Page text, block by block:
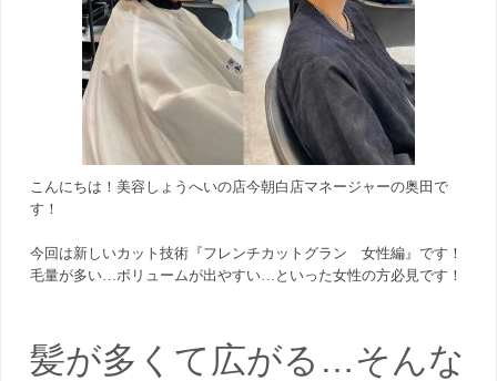
こんにちは！美容しょうへいの店今朝白店マネージャーの奥田で
す！
今回は新しいカット技術『フレンチカットグラン 女性編』です！
毛量が多い…ボリュームが出やすい…といった女性の方必見です！
髪が多くて広がる…そんな